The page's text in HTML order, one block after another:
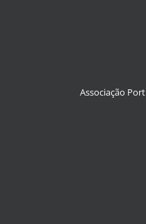
Associação